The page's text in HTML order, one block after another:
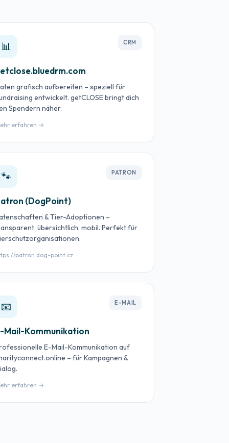
📊 CRM
grafisch aufbereiten – speziell für
entwickelt. getCLOSE bringt dich
Spendern näher.
erfahren →
🐾 PATRON
(DogPoint)
& Tier-Adoptionen –
übersichtlich, mobil. Perfekt für
patron.dog-point.cz
📧 E-MAIL
Mail-Kommunikation
E-Mail-Kommunikation auf
– für Kampagnen &
erfahren →